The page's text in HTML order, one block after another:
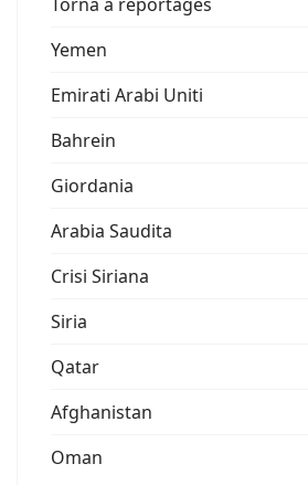
Yemen
Emirati Arabi Uniti
Bahrein
Giordania
Arabia Saudita
Crisi Siriana
Siria
Qatar
Afghanistan
Oman